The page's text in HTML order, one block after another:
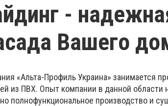
-
Вашего
«Альта-Профиль Украина» занимается
из ПВХ. Опыт компании в данной области
полнофункциональное производство и